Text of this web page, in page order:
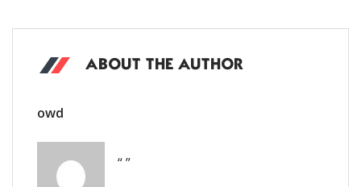
ABOUT THE AUTHOR
owd
“ ”